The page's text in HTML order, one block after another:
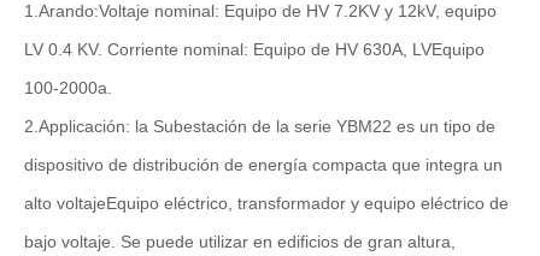
1.Arando:Voltaje nominal: Equipo de HV 7.2KV y 12kV, equipo
LV 0.4 KV. Corriente nominal: Equipo de HV 630A, LVEquipo
100-2000a.
2.Applicación: la Subestación de la serie YBM22 es un tipo de
dispositivo de distribución de energía compacta que integra un
alto voltajeEquipo eléctrico, transformador y equipo eléctrico de
bajo voltaje. Se puede utilizar en edificios de gran altura,